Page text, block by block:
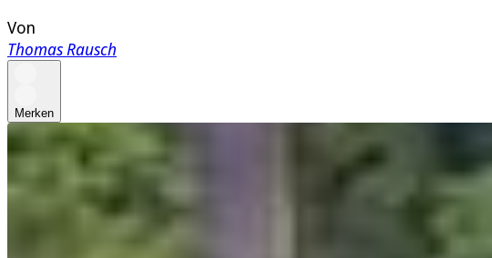
Von
Thomas Rausch
Merken